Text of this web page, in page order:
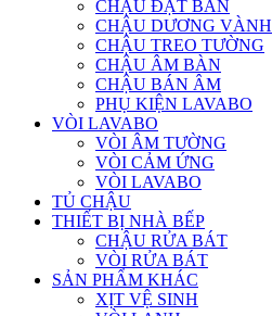
CHẬU ĐẶT BÀN
CHẬU DƯƠNG VÀNH
CHẬU TREO TƯỜNG
CHẬU ÂM BÀN
CHẬU BÁN ÂM
PHỤ KIỆN LAVABO
VÒI LAVABO
VÒI ÂM TƯỜNG
VÒI CẢM ỨNG
VÒI LAVABO
TỦ CHẬU
THIẾT BỊ NHÀ BẾP
CHẬU RỬA BÁT
VÒI RỬA BÁT
SẢN PHẨM KHÁC
XỊT VỆ SINH